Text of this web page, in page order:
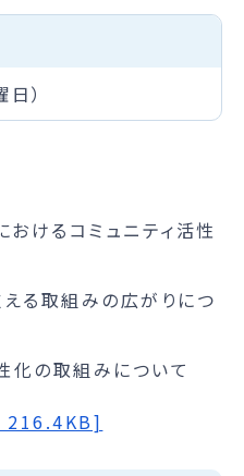
）
おけるコミュニティ活性
る取組みの広がりにつ
化の取組みについて
216.4KB]